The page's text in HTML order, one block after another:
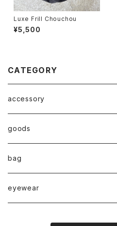
Luxe Frill Chouchou
¥5,500
CATEGORY
accessory
◇ZERO series◇
◇enclosure series◇(封入)
◇puchipuchi series◇
goods
broach
i phone case
bag
eyewear